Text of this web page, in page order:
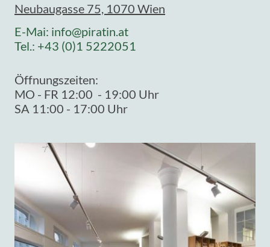
Neubaugasse 75, 1070 Wien
E-Mai: info@piratin.at
Tel.: +43 (0)1 5222051
Öffnungszeiten:
MO - FR 12:00 - 19:00 Uhr
SA 11:00 - 17:00 Uhr